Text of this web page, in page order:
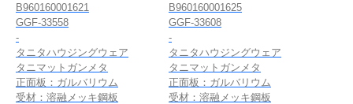
B960160001621
GGF-33558
-
タニタハウジングウェア
タニマットガンメタ
正面板：ガルバリウム
受材：溶融メッキ鋼板
B960160001625
GGF-33608
-
タニタハウジングウェア
タニマットガンメタ
正面板：ガルバリウム
受材：溶融メッキ鋼板